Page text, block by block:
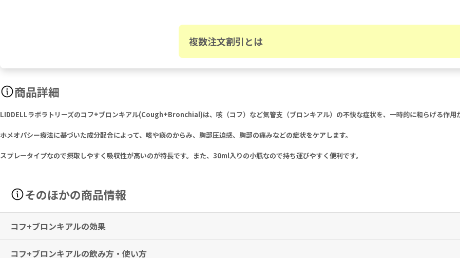
複数注文割引とは
商品詳細
LIDDELLラボラトリーズのコフ+ブロンキアル(Cough+Bronchial)は、咳（コフ）など気管支（ブロンキアル）の不快な症状を、一時的に和らげる作用
ホメオパシー療法に基づいた成分配合によって、咳や痰のからみ、胸部圧迫感、胸部の痛みなどの症状をケアします。
スプレータイプなので摂取しやすく吸収性が高いのが特長です。また、30ml入りの小瓶なので持ち運びやすく便利です。
そのほかの商品情報
コフ+ブロンキアルの効果
咳（コフ）など気管支（ブロンキアル）の不快な症状を一時的に和らげる作用が期待できます。
コフ+ブロンキアルの飲み方・使い方